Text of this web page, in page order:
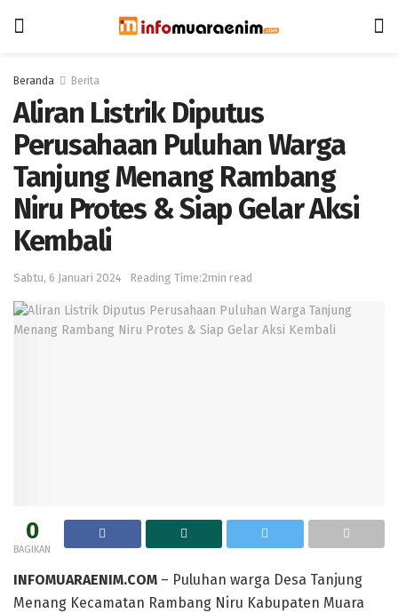
Beranda Berita
Aliran Listrik Diputus
Perusahaan Puluhan Warga
Tanjung Menang Rambang
Niru Protes & Siap Gelar Aksi
Kembali
Sabtu, 6 Januari 2024 Reading Time:2min read
0
BAGIKAN
INFOMUARAENIM.COM – Puluhan warga Desa Tanjung
Menang Kecamatan Rambang Niru Kabupaten Muara